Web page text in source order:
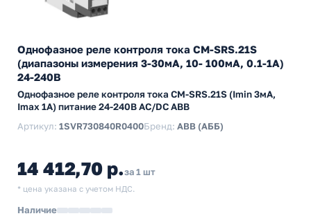
Однофазное реле контроля тока CM-SRS.21S
(диапазоны измерения 3-30мА, 10- 100мА, 0.1-1А)
24-240В
Однофазное реле контроля тока CM-SRS.21S (Imin 3мА,
Imax 1A) питание 24-240В AC/DC ABB
Артикул: 1SVR730840R0400Бренд: ABB (АББ)
14 412,70 р.за 1 шт
* цена указана с учетом НДС.
Наличие